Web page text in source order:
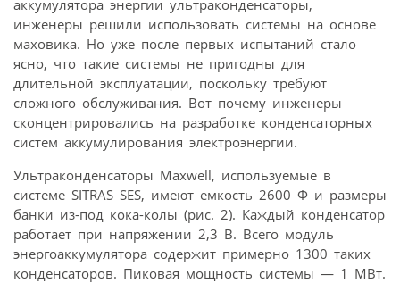
аккумулятора энергии ультраконденсаторы,
инженеры решили использовать системы на основе
маховика. Но уже после первых испытаний стало
ясно, что такие системы не пригодны для
длительной эксплуатации, поскольку требуют
сложного обслуживания. Вот почему инженеры
сконцентрировались на разработке конденсаторных
систем аккумулирования электроэнергии.
Ультраконденсаторы Maxwell, используемые в
системе SITRAS SES, имеют емкость 2600 Ф и размеры
банки из-под кока-колы (рис. 2). Каждый конденсатор
работает при напряжении 2,3 В. Всего модуль
энергоаккумулятора содержит примерно 1300 таких
конденсаторов. Пиковая мощность системы — 1 МВт.